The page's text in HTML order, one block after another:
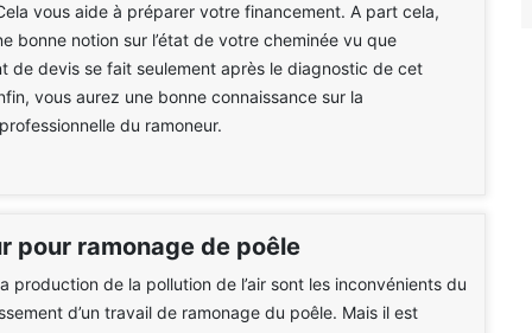
vous aide à préparer votre financement. A part cela,
bonne notion sur l’état de votre cheminée vu que
de devis se fait seulement après le diagnostic de cet
vous aurez une bonne connaissance sur la
du ramoneur.
pour ramonage de poêle
production de la pollution de l’air sont les inconvénients du
d’un travail de ramonage du poêle. Mais il est